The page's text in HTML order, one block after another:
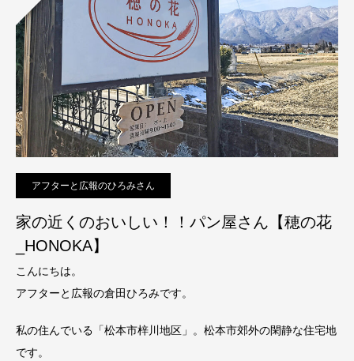
アフターと広報のひろみさん
家の近くのおいしい！！パン屋さん【穂の花
_HONOKA】
こんにちは。
アフターと広報の倉田ひろみです。
私の住んでいる「松本市梓川地区」。松本市郊外の閑静な住宅地
です。